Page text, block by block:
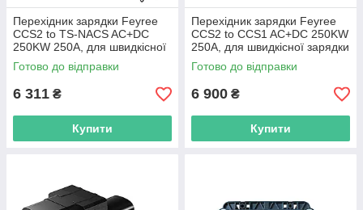
Перехідник зарядки Feyree
CCS2 to TS-NACS AC+DC
250KW 250A, для швидкісної
зарядки електромобіля
Готово до відправки
6 311 ₴
Купити
Перехідник зарядки Feyree
CCS2 to CCS1 AC+DC 250KW
250A, для швидкісної зарядки
електромобіля
Готово до відправки
6 900 ₴
Купити